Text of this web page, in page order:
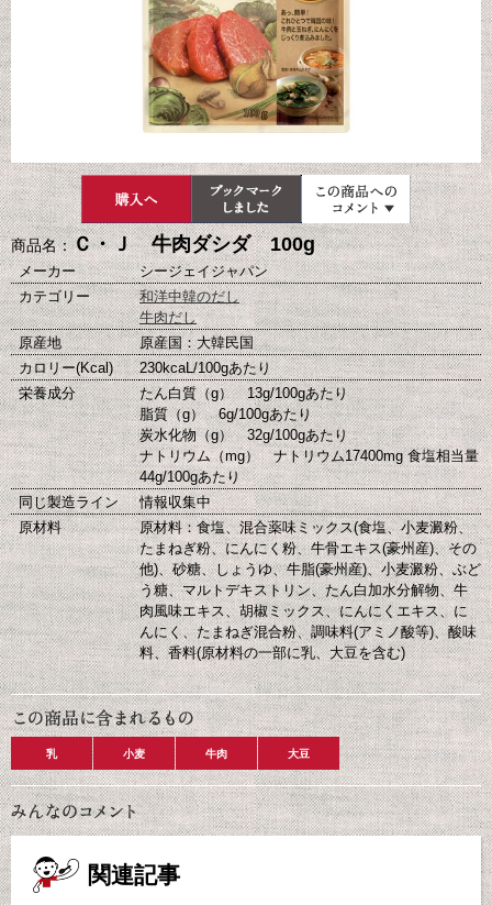
商品名：Ｃ・Ｊ 牛肉ダシダ 100g
メーカー
シージェイジャパン
カテゴリー
和洋中韓のだし
牛肉だし
原産地
原産国：大韓民国
カロリー(Kcal)
230kcaL/100gあたり
栄養成分
たん白質（g） 13g/100gあたり
脂質（g） 6g/100gあたり
炭水化物（g） 32g/100gあたり
ナトリウム（mg） ナトリウム17400mg 食塩相当量
44g/100gあたり
同じ製造ライン
情報収集中
原材料
原材料：食塩、混合薬味ミックス(食塩、小麦澱粉、
たまねぎ粉、にんにく粉、牛骨エキス(豪州産)、その
他)、砂糖、しょうゆ、牛脂(豪州産)、小麦澱粉、ぶど
う糖、マルトデキストリン、たん白加水分解物、牛
肉風味エキス、胡椒ミックス、にんにくエキス、に
んにく、たまねぎ混合粉、調味料(アミノ酸等)、酸味
料、香料(原材料の一部に乳、大豆を含む)
乳 小麦 牛肉 大豆
関連記事